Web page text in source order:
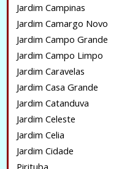
Jardim Campinas
Jardim Camargo Novo
Jardim Campo Grande
Jardim Campo Limpo
Jardim Caravelas
Jardim Casa Grande
Jardim Catanduva
Jardim Celeste
Jardim Celia
Jardim Cidade
Pirituba